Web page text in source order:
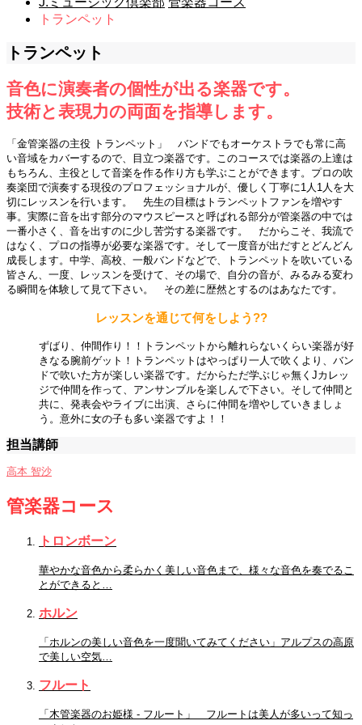
トランペット
トランペット
音色に演奏者の個性が出る楽器です。
技術と表現力の両面を指導します。
「金管楽器の主役 トランペット」 バンドでもオーケストラでも常に高
い音域をカバーするので、目立つ楽器です。このコースでは楽器の上達は
もちろん、主役として音楽を作る作り方も学ぶことができます。プロの吹
奏楽団で演奏する現役のプロフェッショナルが、優しく丁寧に1人1人を大
切にレッスンを行います。 先生の目標はトランペットファンを増やす
事。実際に音を出す部分のマウスピースと呼ばれる部分が管楽器の中では
一番小さく、音を出すのに少し苦労する楽器です。 だからこそ、我流で
はなく、プロの指導が必要な楽器です。そして一度音が出だすとどんどん
成長します。中学、高校、一般バンドなどで、トランペットを吹いている
皆さん、一度、レッスンを受けて、その場で、自分の音が、みるみる変わ
る瞬間を体験して見て下さい。 その差に歴然とするのはあなたです。
レッスンを通じて何をしよう??
ずばり、仲間作り！！トランペットから離れらないくらい楽器が好
きなる腕前ゲット！トランペットはやっぱり一人で吹くより、バン
ドで吹いた方が楽しい楽器です。だからただ学ぶじゃ無くJカレッ
ジで仲間を作って、アンサンブルを楽しんで下さい。そして仲間と
共に、発表会やライブに出演、さらに仲間を増やしていきましょ
う。意外に女の子も多い楽器ですよ！！
担当講師
高本 智沙
管楽器コース
トロンボーン
華やかな音色から柔らかく美しい音色まで、様々な音色を奏でるこ
とができると…
ホルン
「ホルンの美しい音色を一度聞いてみてください」アルプスの高原
で美しい空気…
フルート
「木管楽器のお姫様 - フルート」 フルートは美人が多いって知っ